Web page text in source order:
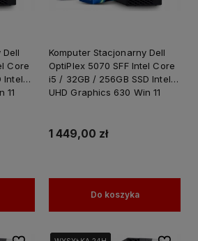
Dell
Core
Intel
11
Komputer Stacjonarny Dell
OptiPlex 5070 SFF Intel Core
i5 / 32GB / 256GB SSD Intel
UHD Graphics 630 Win 11
1 449,00 zł
Do koszyka